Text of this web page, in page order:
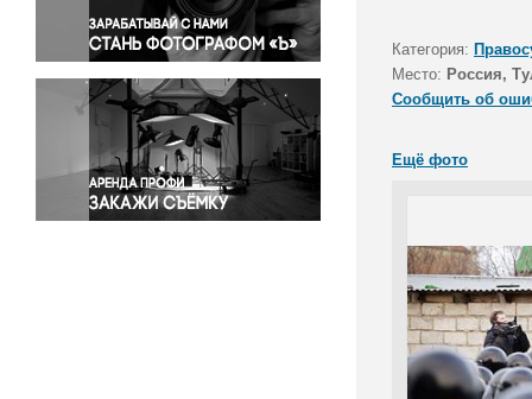
Происшествия и конфликты
Религия
Светская жизнь
Спорт
Экология
Экономика и бизнес
Категория:
Место: Россия,
Сообщить об
Ещё фото